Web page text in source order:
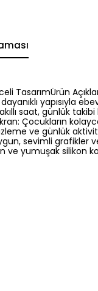
TasarımÜrün
yapısıyla
saat, günlük takibi
Çocukların
ve günlük
sevimli grafikler
yumuşak silikon